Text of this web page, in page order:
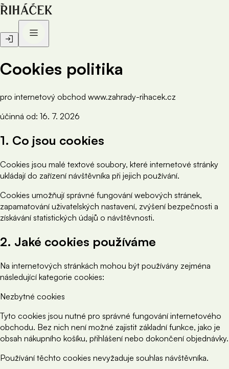
Cookies politika
pro internetový obchod www.zahrady-rihacek.cz
účinná od: 16. 7. 2026
1. Co jsou cookies
Cookies jsou malé textové soubory, které internetové stránky
ukládají do zařízení návštěvníka při jejich používání.
Cookies umožňují správné fungování webových stránek,
zapamatování uživatelských nastavení, zvýšení bezpečnosti a
získávání statistických údajů o návštěvnosti.
2. Jaké cookies používáme
Na internetových stránkách mohou být používány zejména
následující kategorie cookies:
Nezbytné cookies
Tyto cookies jsou nutné pro správné fungování internetového
obchodu. Bez nich není možné zajistit základní funkce, jako je
obsah nákupního košíku, přihlášení nebo dokončení objednávky.
Používání těchto cookies nevyžaduje souhlas návštěvníka.